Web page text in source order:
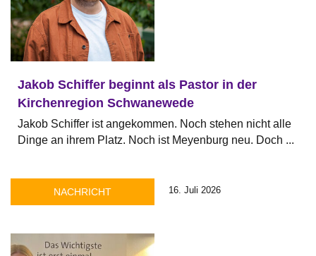
Jakob Schiffer beginnt als Pastor in der
Kirchenregion Schwanewede
Jakob Schiffer ist angekommen. Noch stehen nicht alle
Dinge an ihrem Platz. Noch ist Meyenburg neu. Doch ...
NACHRICHT 16. Juli 2026